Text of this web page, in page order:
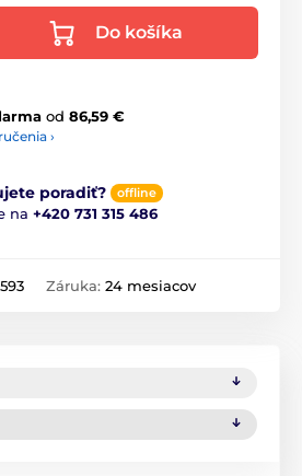
Do košíka
od 86,59 €
›
poradiť? offline
na +420 731 315 486
Záruka: 24 mesiacov